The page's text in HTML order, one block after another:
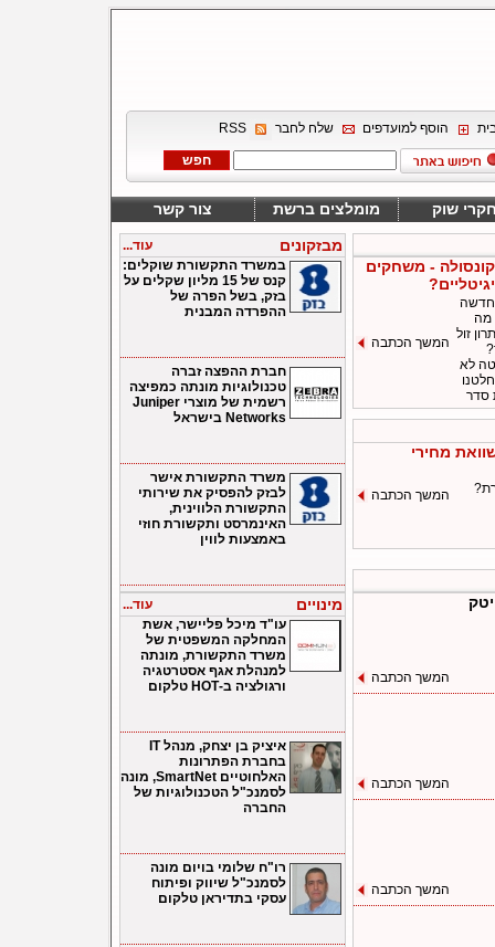
הוסף למועדפים שלח לחבר RSS
שוק מומלצים ברשת צור קשר
מבזקונים
עוד...
במשרד התקשורת שוקלים:
קנס של 15 מליון שקלים על
בזק, בשל הפרה של
ההפרדה המבנית
חברת ההפצה זברה
טכנולוגיות מונתה כמפיצה
רשמית של מוצרי Juniper
Networks בישראל
משרד התקשורת אישר
לבזק להפסיק את שירותי
התקשורת הלווינית,
האינמרסט ותקשורת חוזי
באמצעות לווין
מינויים
עוד...
עו"ד מיכל פליישר, אשת
המחלקה המשפטית של
משרד התקשורת, מונתה
למנהלת אגף אסטרטגיה
ורגולציה ב-HOT טלקום
איציק בן יצחק, מנהל IT
בחברת הפתרונות
האלחוטיים SmartNet, מונה
לסמנכ"ל הטכנולוגיות של
החברה
רו"ח שלומי בויום מונה
לסמנכ"ל שיווק ופיתוח
עסקי בתדיראן טלקום
- משחקים
חדשה
מה
זול
לא
סדר
המשך הכתבה
מחירי
המשך הכתבה
המשך הכתבה
המשך הכתבה
המשך הכתבה